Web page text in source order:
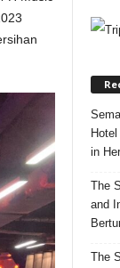
in
The
and
The